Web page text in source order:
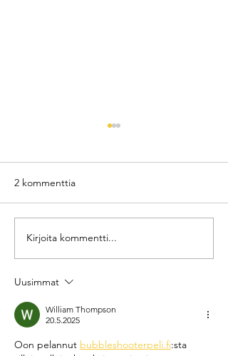
Huulien kestopigmentointi
2 kommenttia
Kirjoita kommentti...
Uusimmat
William Thompson
20.5.2025
Oon pelannut bubbleshooterpeli.fi:sta